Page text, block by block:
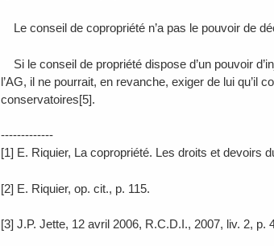
Le conseil de copropriété n’a pas le pouvoir de
Si le conseil de propriété dispose d’un pouvoir
l’AG, il ne pourrait, en revanche, exiger de lui qu’il
conservatoires[5].
-------------
[1] E. Riquier, La copropriété. Les droits et devoirs
[2] E. Riquier, op. cit., p. 115.
[3] J.P. Jette, 12 avril 2006, R.C.D.I., 2007, liv. 2, p.